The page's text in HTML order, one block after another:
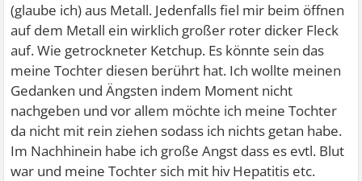
(glaube ich) aus Metall. Jedenfalls fiel mir beim öffnen
auf dem Metall ein wirklich großer roter dicker Fleck
auf. Wie getrockneter Ketchup. Es könnte sein das
meine Tochter diesen berührt hat. Ich wollte meinen
Gedanken und Ängsten indem Moment nicht
nachgeben und vor allem möchte ich meine Tochter
da nicht mit rein ziehen sodass ich nichts getan habe.
Im Nachhinein habe ich große Angst dass es evtl. Blut
war und meine Tochter sich mit hiv Hepatitis etc.